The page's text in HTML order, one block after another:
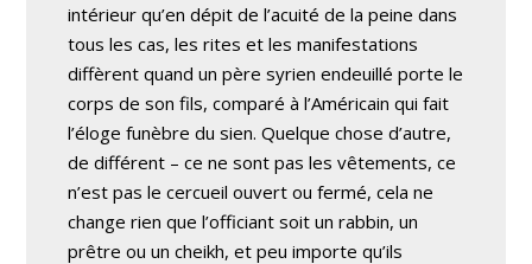
intérieur qu’en dépit de l’acuité de la peine dans
tous les cas, les rites et les manifestations
diffèrent quand un père syrien endeuillé porte le
corps de son fils, comparé à l’Américain qui fait
l’éloge funèbre du sien. Quelque chose d’autre,
de différent – ce ne sont pas les vêtements, ce
n’est pas le cercueil ouvert ou fermé, cela ne
change rien que l’officiant soit un rabbin, un
prêtre ou un cheikh, et peu importe qu’ils